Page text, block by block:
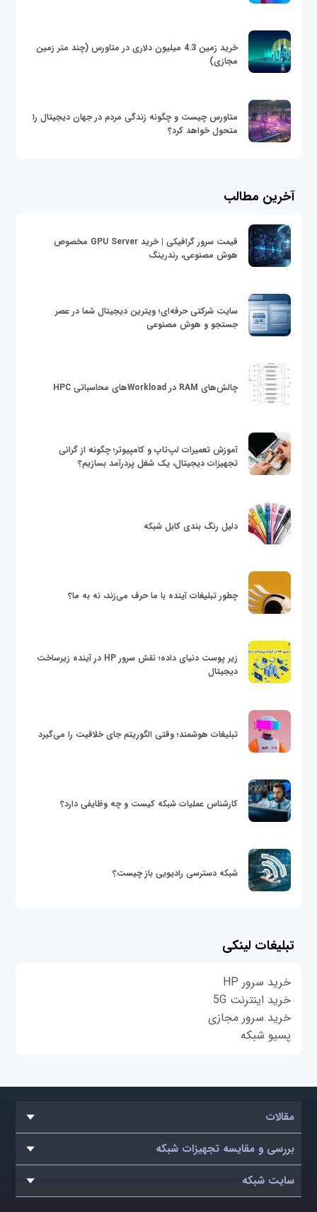
خرید زمین 4.3 میلیون دلاری در متاورس (چند متر زمین
مجازی)
متاورس چیست و چگونه زندگی مردم در جهان دیجیتال را
متحول خواهد کرد؟
آخرین مطالب
قیمت سرور گرافیکی | خرید GPU Server مخصوص
هوش مصنوعی، رندرینگ
سایت شرکتی حرفه‌ای؛ ویترین دیجیتال شما در عصر
جستجو و هوش مصنوعی
چالش‌های RAM در Workloadهای محاسباتی HPC
آموزش تعمیرات لپ‌تاپ و کامپیوتر؛ چگونه از گرانی
تجهیزات دیجیتال، یک شغل پردرآمد بسازیم؟
دلیل رنگ بندی کابل شبکه
چطور تبلیغات آینده با ما حرف می‌زند، نه به ما؟
زیر پوست دنیای داده؛ نقش سرور HP در آینده زیرساخت
دیجیتال
تبلیغات هوشمند؛ وقتی الگوریتم جای خلاقیت را می‌گیرد
کارشناس عملیات شبکه کیست و چه وظایفی دارد؟
شبکه دسترسی رادیویی باز چیست؟
تبلیغات لینکی
خرید سرور HP
خرید اینترنت 5G
خرید سرور مجازی
پسیو شبکه
مقالات
بررسی و مقایسه تجهیزات شبکه
سایت شبکه